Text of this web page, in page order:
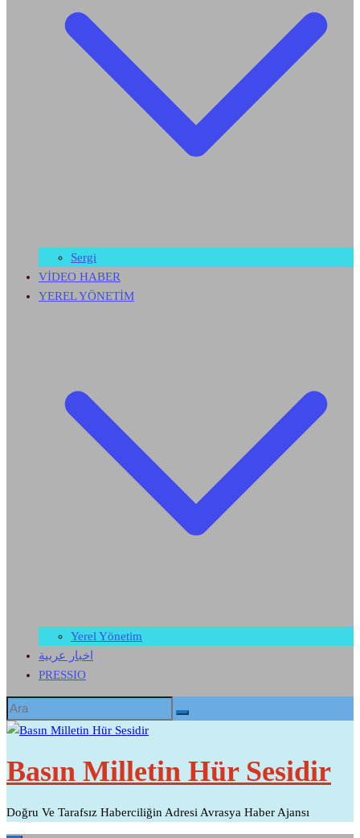
Sergi
VİDEO HABER
YEREL YÖNETİM
Yerel Yönetim
اخبار عربية
PRESSIO
Basın Milletin Hür Sesidir
Doğru Ve Tarafsız Haberciliğin Adresi Avrasya Haber Ajansı